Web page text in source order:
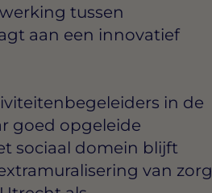
tussen
aan een innovatief
in de
goed opgeleide
sociaal domein blijft
van zorg